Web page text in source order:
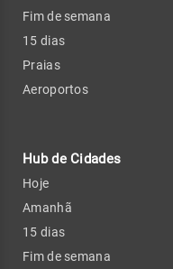
Fim de semana
15 dias
Praias
Aeroportos
Hub de Cidades
Hoje
Amanhã
15 dias
Fim de semana